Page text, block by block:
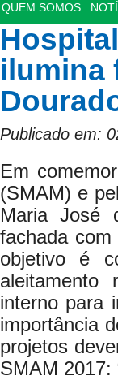
QUEM SOMOS
ilumina
Publicado em:
Em
(SMAM) e
Maria José
fachada com
objetivo é
aleitamento
interno para
importância
projetos
SMAM 2017: